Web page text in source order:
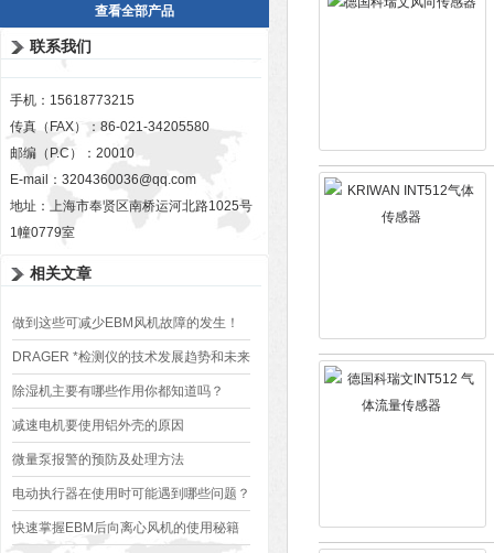
查看全部产品
联系我们
手机：15618773215
传真（FAX）：86-021-34205580
邮编（P.C）：20010
E-mail： 3204360036@qq.com
地址：上海市奉贤区南桥运河北路1025号
1幢0779室
相关文章
做到这些可减少EBM风机故障的发生！
DRAGER *检测仪的技术发展趋势和未来
应用前景如何？
除湿机主要有哪些作用你都知道吗？
减速电机要使用铝外壳的原因
微量泵报警的预防及处理方法
电动执行器在使用时可能遇到哪些问题？
如何解决？
快速掌握EBM后向离心风机的使用秘籍